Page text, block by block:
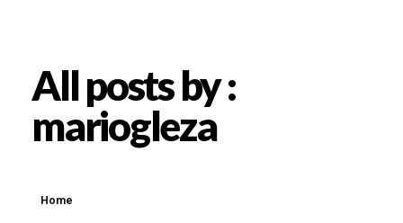
Home
All posts by :
mariogleza